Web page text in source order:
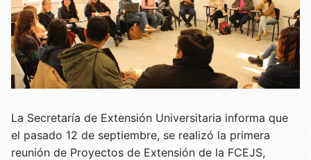
La Secretaría de Extensión Universitaria informa que
el pasado 12 de septiembre, se realizó la primera
reunión de Proyectos de Extensión de la FCEJS,